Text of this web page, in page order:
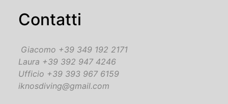
Contatti
Giacomo +39 349 192 2171
Laura +39 392 947 4246
Ufficio +39 393 967 6159
iknosdiving@gmail.com